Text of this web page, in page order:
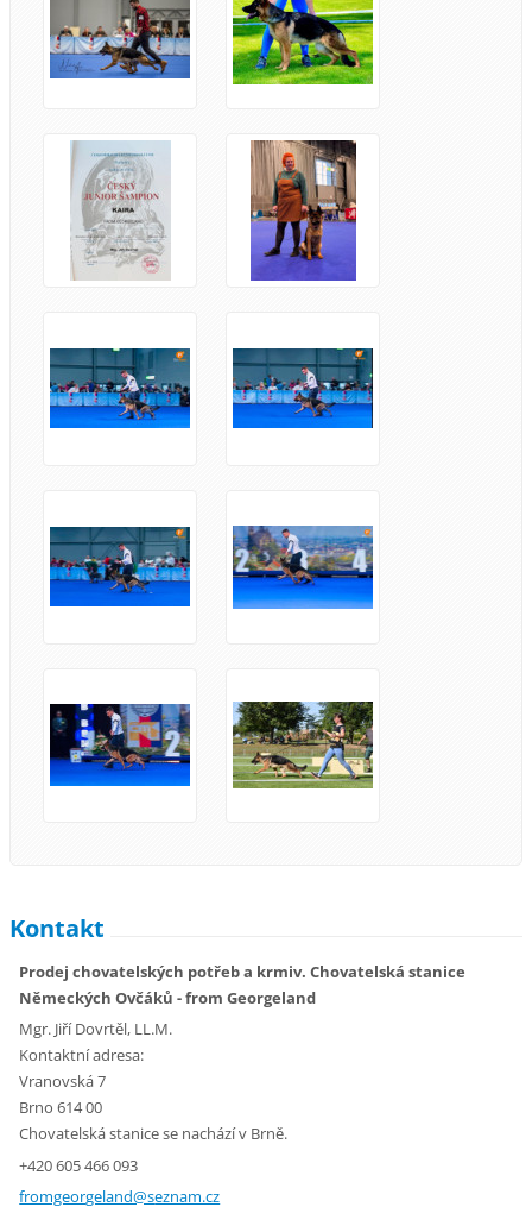
Kontakt
Prodej chovatelských potřeb a krmiv. Chovatelská stanice
Německých Ovčáků - from Georgeland
Mgr. Jiří Dovrtěl, LL.M.
Kontaktní adresa:
Vranovská 7
Brno 614 00
Chovatelská stanice se nachází v Brně.
+420 605 466 093
fromgeorgeland@seznam.cz